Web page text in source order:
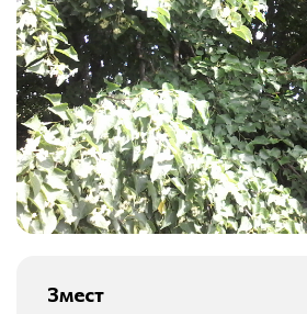
Змест